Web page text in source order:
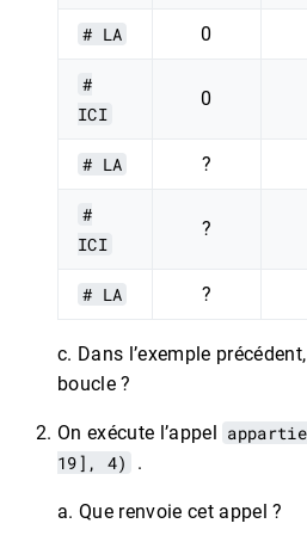
# LA 0
#
ICI
0
# LA ?
#
ICI
?
# LA ?
c. Dans l’exemple
boucle ?
On exécute l’appel
19], 4)
.
a. Que renvoie cet appel ?